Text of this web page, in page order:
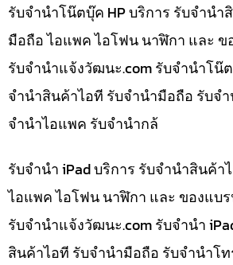
รับจำนำโน๊ตบุ๊ค HP บริการ รับจำนำ
มือถือ ไอแพค ไอโฟน นาฬิกา และ ข
รับจํานําแจ้งวัฒนะ.com รับจำนำโน๊
จำนำสินค้าไอที รับจำนำมือถือ รับจ
จำนำไอแพค รับจำนำกล้
รับจำนำ iPad บริการ รับจำนำสินค้
ไอแพค ไอโฟน นาฬิกา และ ของแบ
รับจํานําแจ้งวัฒนะ.com รับจำนำ
สินค้าไอที รับจำนำมือถือ รับจำนำโ